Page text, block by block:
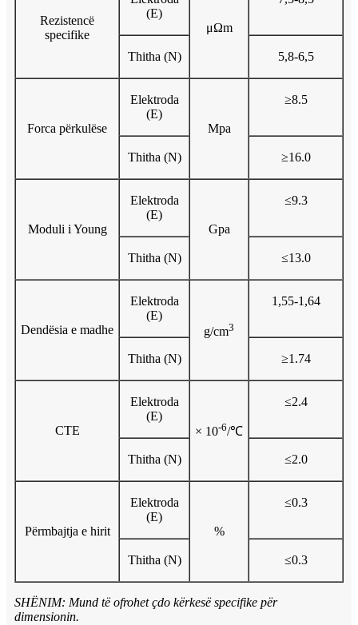
Rezistencë
specifike
(E)
μΩm
Thitha (N) 5,8-6,5
Forca përkulëse
Elektroda
(E)
Mpa
≥8.5
Thitha (N) ≥16.0
Moduli i Young
Elektroda
(E)
Gpa
≤9.3
Thitha (N) ≤13.0
Dendësia e madhe
Elektroda
(E)
g/cm3
1,55-1,64
Thitha (N) ≥1.74
CTE
Elektroda
(E)
× 10-6/℃
≤2.4
Thitha (N) ≤2.0
Përmbajtja e hirit
Elektroda
(E)
%
≤0.3
Thitha (N) ≤0.3
SHËNIM: Mund të ofrohet çdo kërkesë specifike për
dimensionin.